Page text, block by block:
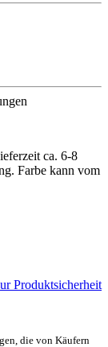
ca. 6-8
Farbe kann vom
Produktsicherheit
die von Käufern